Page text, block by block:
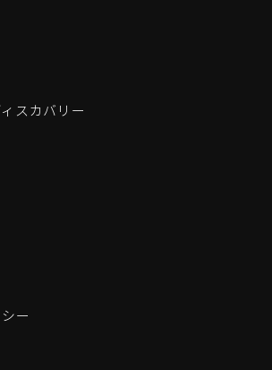
スカバリー
ー